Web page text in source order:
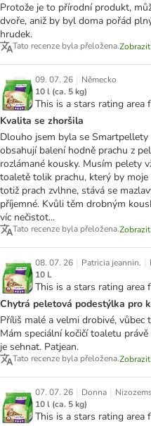
Protože je to přírodní produkt,
dvoře, aniž by byl doma pořád
hrudek.
Tato recenze byla přeložena.
09. 07. 26 | Německo
10 l (ca. 5 kg)
This is a stars rating area
Kvalita se zhoršila
Dlouho jsem byla se
obsahují balení hodně prachu z
rozlámané kousky. Musím pelety
toaletě tolik prachu, který by
totiž prach zvlhne, stává se
příjemné. Kvůli těm drobným
víc nečistot...
Tato recenze byla přeložena.
08. 07. 26 | Patricia jeannin. |
10 L
This is a stars rating area
Chytrá peletová podestýlka pro
Příliš malé a velmi drobivé, vůbec
Mám speciální kočičí toaletu
je sehnat. Patjean.
Tato recenze byla přeložena.
07. 07. 26 | Donna |
10 l (ca. 5 kg)
This is a stars rating area